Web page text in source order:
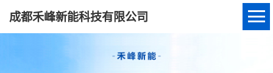
成都禾峰新能科技有限公司